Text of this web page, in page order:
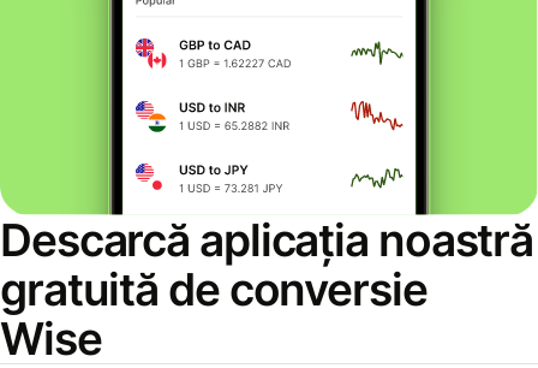
Descarcă aplicația noastră
gratuită de conversie
Wise